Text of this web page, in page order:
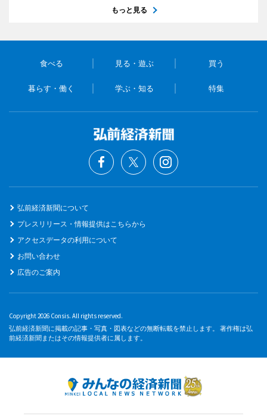
もっと見る
食べる 見る・遊ぶ 買う
暮らす・働く 学ぶ・知る 特集
弘前経済新聞について
プレスリリース・情報提供はこちらから
アクセスデータの利用について
お問い合わせ
広告のご案内
Copyright 2026 Consis. All rights reserved.
弘前経済新聞に掲載の記事・写真・図表などの無断転載を禁止します。 著作権は弘
前経済新聞またはその情報提供者に属します。